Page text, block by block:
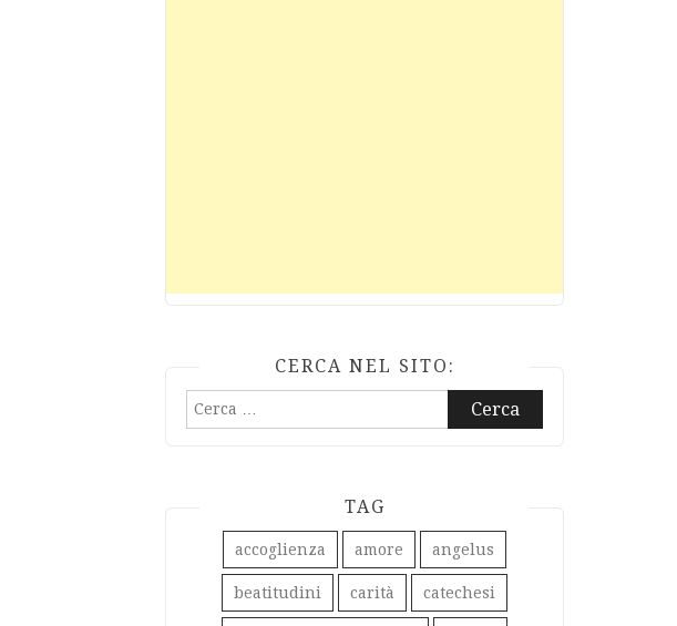
CERCA NEL SITO:
Ricerca
TAG
accoglienza amore angelus
beatitudini carità catechesi